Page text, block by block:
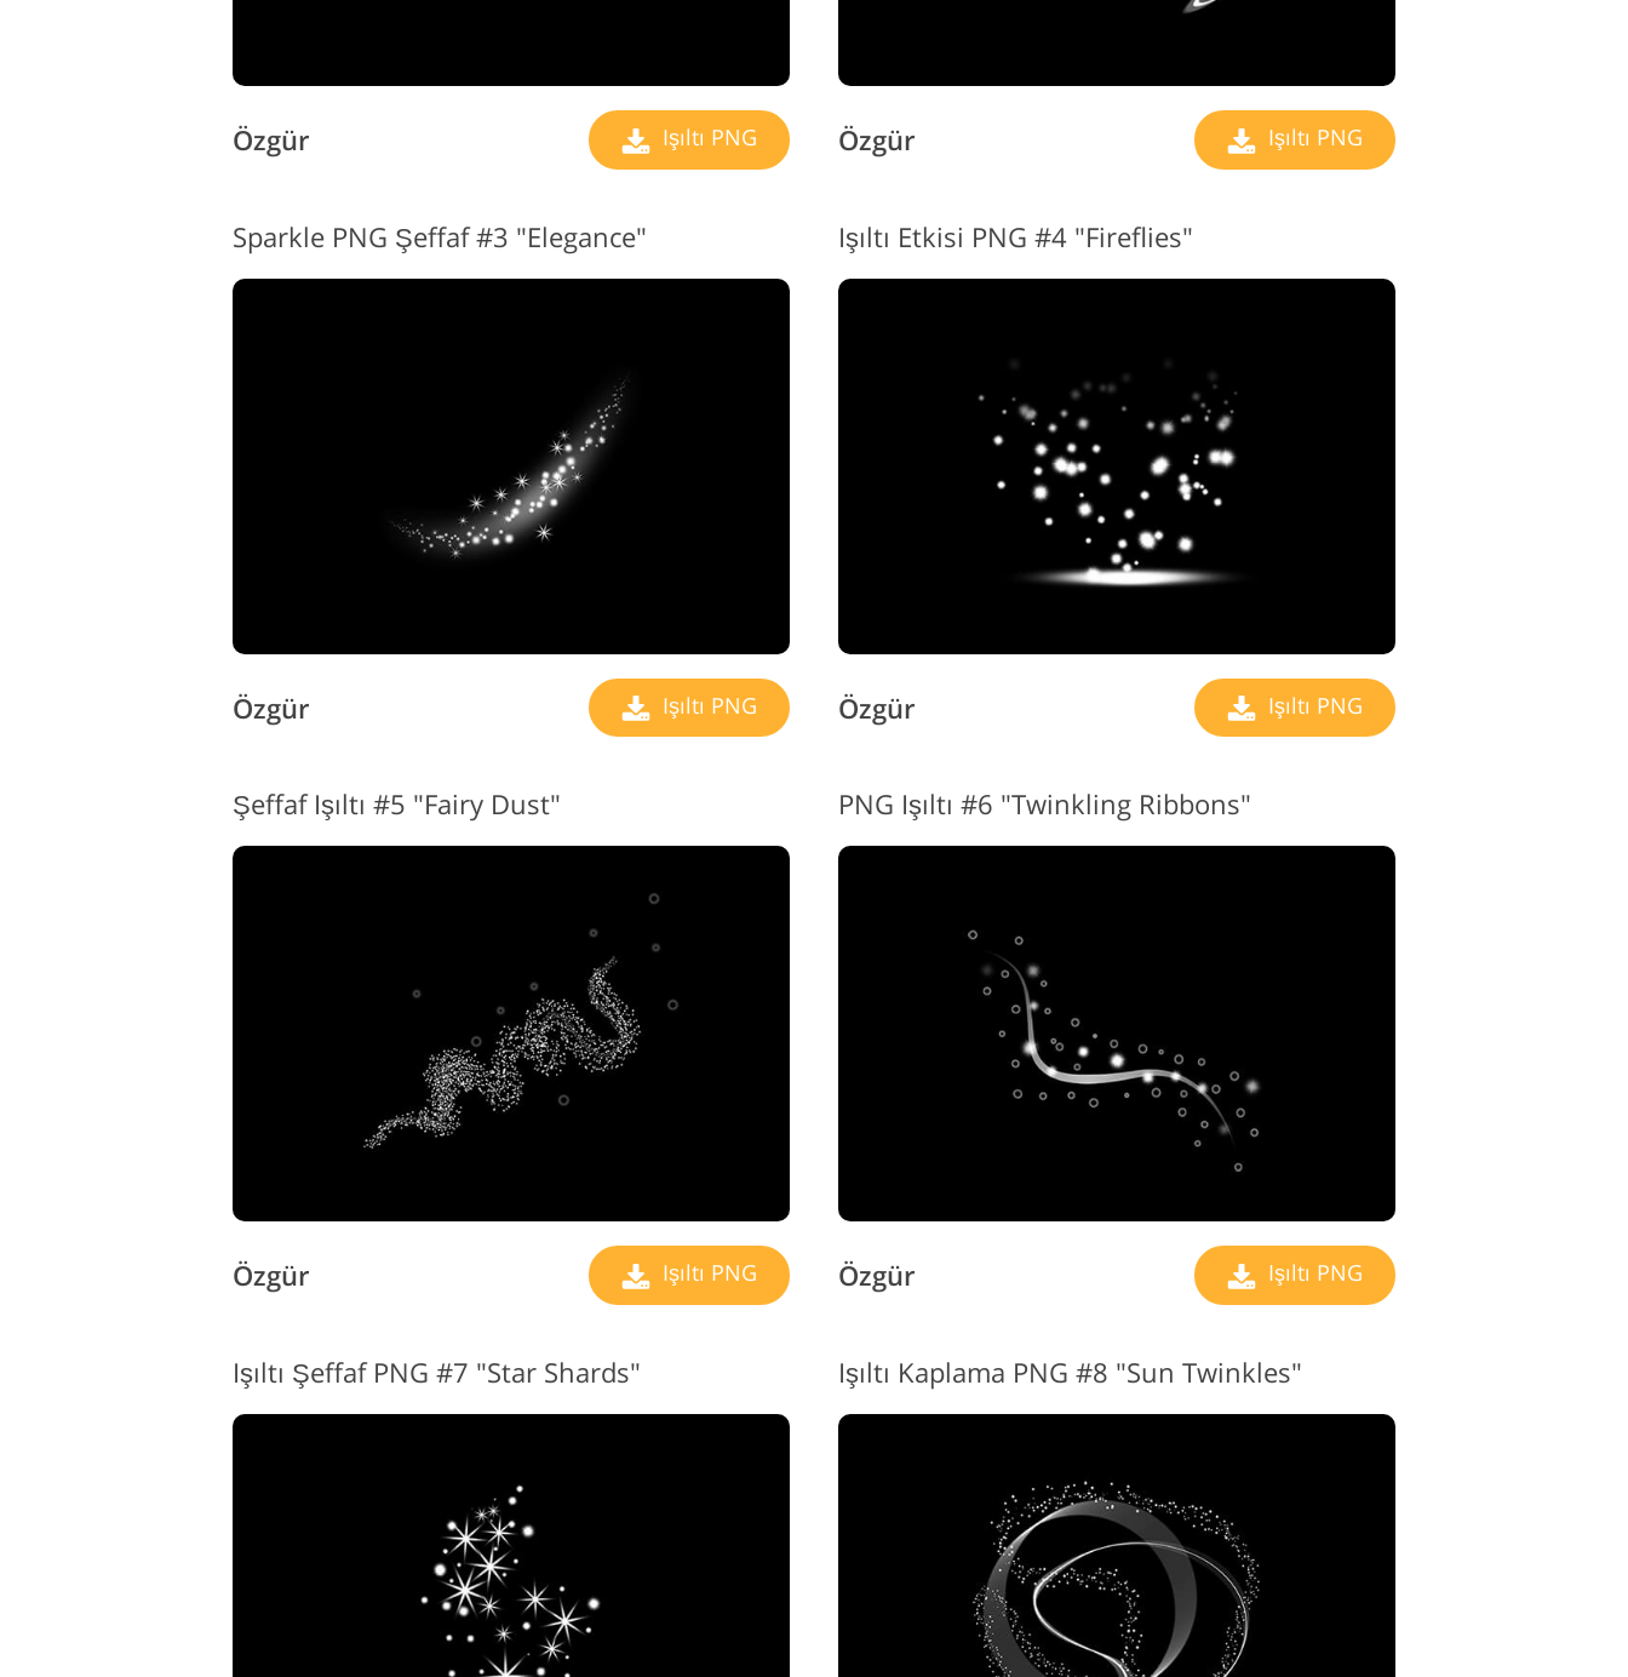
Özgür Işıltı PNG Özgür Işıltı PNG
Sparkle PNG Şeffaf #3 "Elegance"
Özgür Işıltı PNG
Işıltı Etkisi PNG #4 "Fireflies"
Özgür Işıltı PNG
Şeffaf Işıltı #5 "Fairy Dust"
Özgür Işıltı PNG
PNG Işıltı #6 "Twinkling Ribbons"
Özgür Işıltı PNG
Işıltı Şeffaf PNG #7 "Star Shards" Işıltı Kaplama PNG #8 "Sun Twinkles"